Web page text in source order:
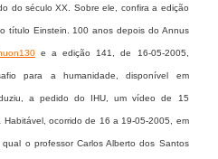
do século XX. Sobre ele, confira a edição
título Einstein. 100 anos depois do Annus
e a edição 141, de 16-05-2005,
para a humanidade, disponível em
a pedido do IHU, um vídeo de 15
Habitável, ocorrido de 16 a 19-05-2005, em
o professor Carlos Alberto dos Santos